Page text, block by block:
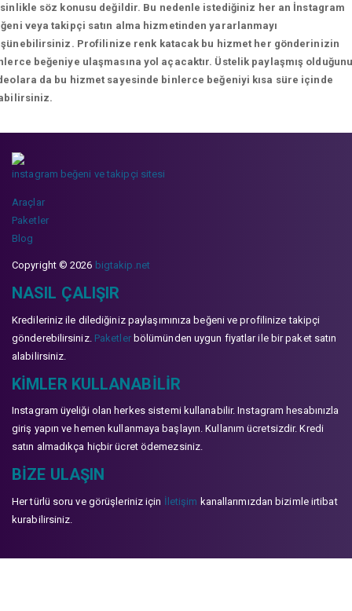
söz konusu değildir. Bu nedenle istediğiniz her an İnstagram
veya takipçi satın alma hizmetinden yararlanmayı
Profilinize renk katacak bu hizmet her gönderinizin
beğeniye ulaşmasına yol açacaktır. Üstelik paylaşmış
da bu hizmet sayesinde binlerce beğeniyi kısa süre içinde
instagram beğeni ve takipçi sitesi
Araçlar
Paketler
Blog
Copyright © 2026 bigtakip.net
NASIL ÇALIŞIR
Kredileriniz ile dilediğiniz paylaşımınıza beğeni ve profilinize takipçi
gönderebilirsiniz. Paketlerbölümünden uygun fiyatlar ile bir paket satın
alabilirsiniz.
KIMLER KULLANABILIR
Instagram üyeliği olan herkes sistemi kullanabilir. Instagram hesabınızla
giriş yapın ve hemen kullanmaya başlayın. Kullanım ücretsizdir. Kredi
satın almadıkça hiçbir ücret ödemezsiniz.
BIZE ULAŞIN
Her türlü soru ve görüşleriniz için İletişim kanallarımızdan bizimle irtibat
kurabilirsiniz.